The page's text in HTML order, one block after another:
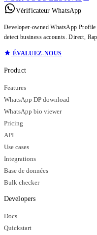
Vérificateur WhatsApp
Developer-owned WhatsApp
detect business accounts. Direct,
ÉVALUEZ-NOUS
Product
Features
WhatsApp DP download
WhatsApp bio viewer
Pricing
API
Use cases
Integrations
Base de données
Bulk checker
Developers
Docs
Quickstart